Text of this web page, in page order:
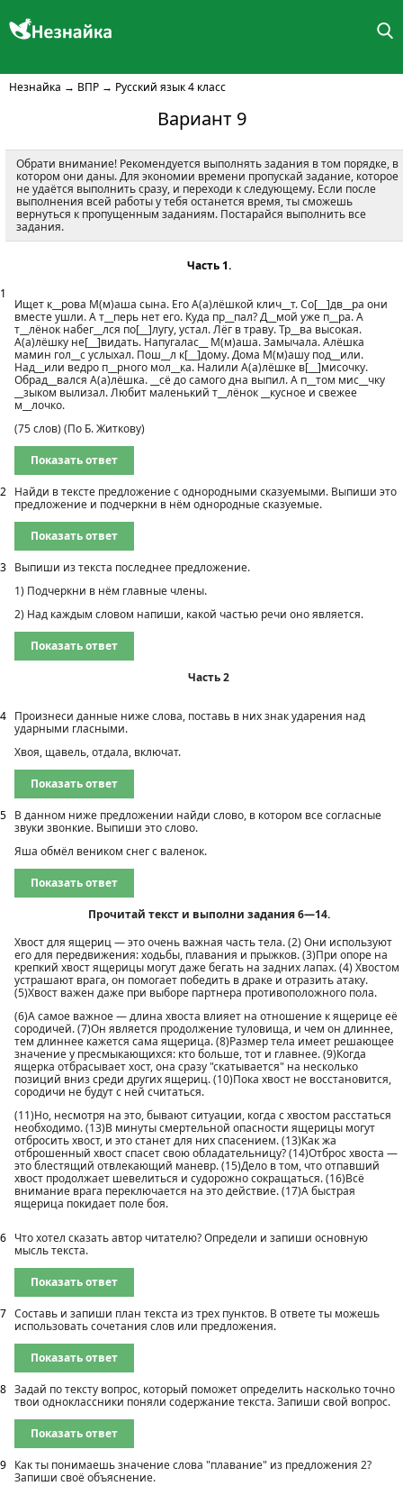
Незнайка → ВПР → Русский язык 4 класс
Вариант 9
Обрати внимание! Рекомендуется выполнять задания в том порядке, в
котором они даны. Для экономии времени пропускай задание, которое
не удаётся выполнить сразу, и переходи к следующему. Если после
выполнения всей работы у тебя останется время, ты сможешь
вернуться к пропущенным заданиям. Постарайся выполнить все
задания.
Часть 1.
1
Ищет к__рова М(м)аша сына. Его А(а)лёшкой клич__т. Со[__]дв__ра они
вместе ушли. А т__перь нет его. Куда пр__пал? Д__мой уже п__ра. А
т__лёнок набег__лся по[__]лугу, устал. Лёг в траву. Тр__ва высокая.
А(а)лёшку не[__]видать. Напугалас__ М(м)аша. Замычала. Алёшка
мамин гол__с услыхал. Пош__л к[__]дому. Дома М(м)ашу под__или.
Над__или ведро п__рного мол__ка. Налили А(а)лёшке в[__]мисочку.
Обрад__вался А(а)лёшка. __сё до самого дна выпил. А п__том мис__чку
__зыком вылизал. Любит маленький т__лёнок __кусное и свежее
м__лочко.
(75 слов) (По Б. Житкову)
Показать ответ
2
Найди в тексте предложение с однородными сказуемыми. Выпиши это
предложение и подчеркни в нём однородные сказуемые.
Показать ответ
3
Выпиши из текста последнее предложение.
1) Подчеркни в нём главные члены.
2) Над каждым словом напиши, какой частью речи оно является.
Показать ответ
Часть 2
4
Произнеси данные ниже слова, поставь в них знак ударения над
ударными гласными.
Хвоя, щавель, отдала, включат.
Показать ответ
5
В данном ниже предложении найди слово, в котором все согласные
звуки звонкие. Выпиши это слово.
Яша обмёл веником снег с валенок.
Показать ответ
Прочитай текст и выполни задания 6—14.
Хвост для ящериц — это очень важная часть тела. (2) Они используют
его для передвижения: ходьбы, плавания и прыжков. (3)При опоре на
крепкий хвост ящерицы могут даже бегать на задних лапах. (4) Хвостом
устрашают врага, он помогает победить в драке и отразить атаку.
(5)Хвост важен даже при выборе партнера противоположного пола.
(6)А самое важное — длина хвоста влияет на отношение к ящерице её
сородичей. (7)Он является продолжение туловища, и чем он длиннее,
тем длиннее кажется сама ящерица. (8)Размер тела имеет решающее
значение у пресмыкающихся: кто больше, тот и главнее. (9)Когда
ящерка отбрасывает хост, она сразу "скатывается" на несколько
позиций вниз среди других ящериц. (10)Пока хвост не восстановится,
сородичи не будут с ней считаться.
(11)Но, несмотря на это, бывают ситуации, когда с хвостом расстаться
необходимо. (13)В минуты смертельной опасности ящерицы могут
отбросить хвост, и это станет для них спасением. (13)Как жа
отброшенный хвост спасет свою обладательницу? (14)Отброс хвоста —
это блестящий отвлекающий маневр. (15)Дело в том, что отпавший
хвост продолжает шевелиться и судорожно сокращаться. (16)Всё
внимание врага переключается на это действие. (17)А быстрая
ящерица покидает поле боя.
6
Что хотел сказать автор читателю? Определи и запиши основную
мысль текста.
Показать ответ
7 Составь и запиши план текста из трех пунктов. В ответе ты можешь
использовать сочетания слов или предложения.
Показать ответ
8 Задай по тексту вопрос, который поможет определить насколько точно
твои одноклассники поняли содержание текста. Запиши свой вопрос.
Показать ответ
9
Как ты понимаешь значение слова "плавание" из предложения 2?
Запиши своё объяснение.